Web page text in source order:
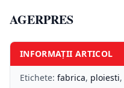
AGERPRES
INFORMAȚII ARTICOL
Etichete: fabrica, ploiesti,